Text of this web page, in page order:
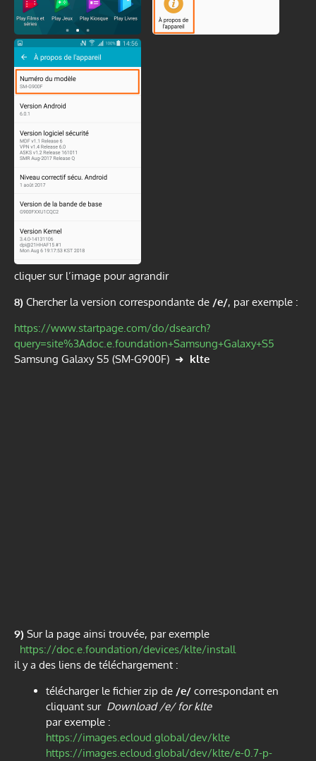
cliquer sur l’image pour agrandir
8) Chercher la version correspondante de /e/, par exemple :
https://www.startpage.com/do/dsearch?
query=site%3Adoc.e.foundation+Samsung+Galaxy+S5
Samsung Galaxy S5 (SM-G900F) ➜ klte
9) Sur la page ainsi trouvée, par exemple
https://doc.e.foundation/devices/klte/install
il y a des liens de téléchargement :
télécharger le fichier zip de /e/ correspondant en
cliquant sur Download /e/ for klte
par exemple :
https://images.ecloud.global/dev/klte
https://images.ecloud.global/dev/klte/e-0.7-p-